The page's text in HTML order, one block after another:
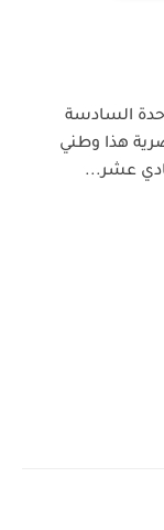
السادسة
هذا وطني
عشر...